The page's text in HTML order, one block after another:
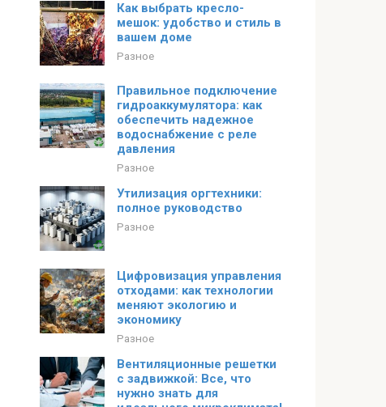
Как выбрать кресло-
мешок: удобство и стиль в
вашем доме
Разное
Правильное подключение
гидроаккумулятора: как
обеспечить надежное
водоснабжение с реле
давления
Разное
Утилизация оргтехники:
полное руководство
Разное
Цифровизация управления
отходами: как технологии
меняют экологию и
экономику
Разное
Вентиляционные решетки
с задвижкой: Все, что
нужно знать для